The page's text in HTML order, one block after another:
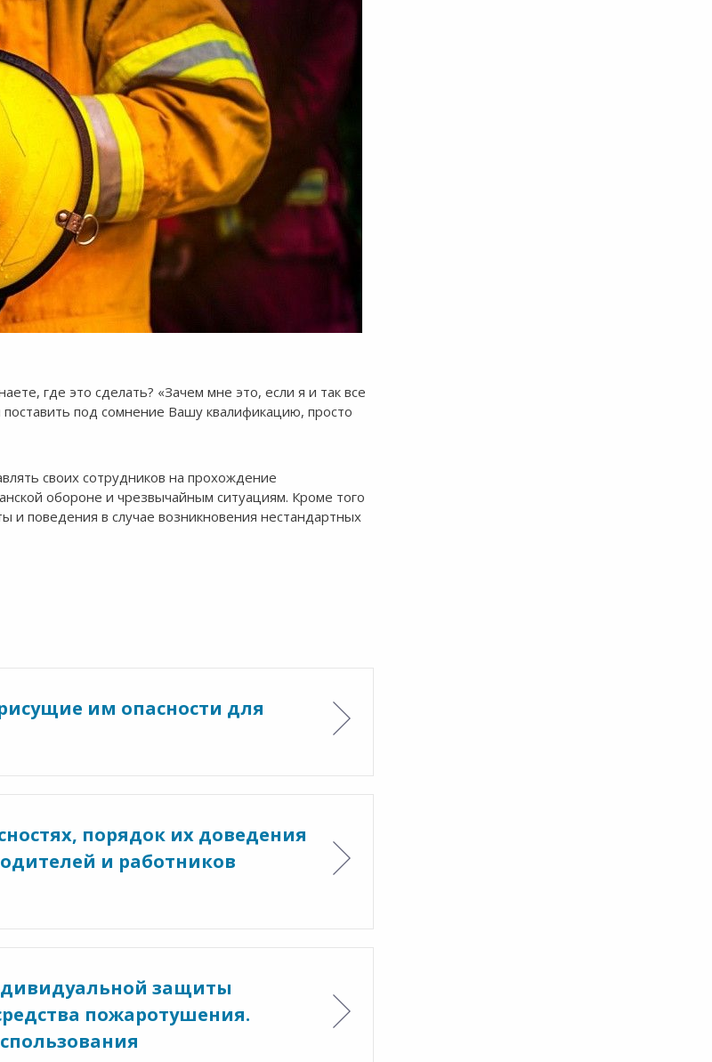
где это сделать? «Зачем мне это, если я и так все
под сомнение Вашу квалификацию, просто
своих сотрудников на прохождение
обороне и чрезвычайным ситуациям. Кроме того
поведения в случае возникновения нестандартных
им опасности для
порядок их доведения
и работников
защиты
пожаротушения.